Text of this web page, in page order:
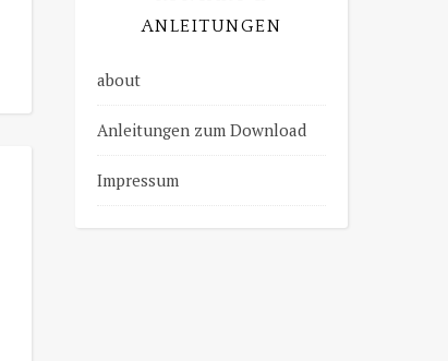
ANLEITUNGEN
about
Anleitungen zum Download
Impressum